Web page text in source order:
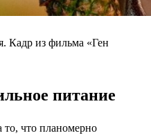
Кадр из фильма «Ген
питание
то, что планомерно